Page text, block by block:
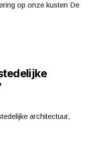
op onze kusten De
architectuur,